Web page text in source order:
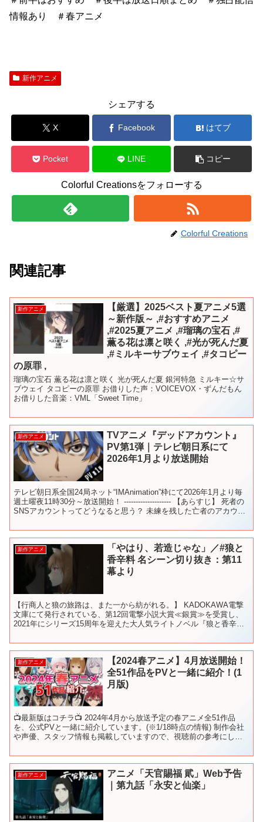
情報あり ＃春アニメ
新作アニメ
シェアする
X Facebook はてブ
Pocket LINE コピー
Colorful Creationsをフォローする
Colorful Creations
関連記事
新作アニメ
【厳選】2025ベスト夏アニメ5選
～新作版～ ,#おすすめアニメ
,#2025夏アニメ ,#瑠璃の宝石 ,#
薫る花は凛と咲く ,#光が死んだ夏
,#ミルキーサブウェイ ,#タコピー
の原罪 ,
瑠璃の宝石 薫る花は凛と咲く 光が死んだ夏 銀河特急 ミルキー☆サ
ブウェイ タコピーの原罪 お借りした声：VOICEVOX・ずんだもん
お借りした音楽：VML「Sweet Time」
新作アニメ
TVアニメ『デッドアカウント』
PV第1弾｜テレビ朝日系にて
2026年1月より放送開始
テレビ朝日系全国24局ネット“IMAnimation”枠にて2026年1月より毎
週土曜夜11時30分～放送開始！ -------------------- 【あらすじ】 死者の
SNSアカウントってどうなると思う？ 未練を残した亡者のアカウ
新作アニメ
「やはり、若造じゃな」／#狼と
香辛料 名シーン切り抜き：第11
幕より
【行商人と狼の旅路は、また一から紡がれる。】 KADOKAWA電撃
文庫にて発行されている、第12回電撃小説大賞≪銀賞≫を受賞し、
2021年にシリーズ15周年を迎えた大人気ライトノベル『狼と香辛
新作アニメ
【2024春アニメ】4月放送開始！
全51作品をPVと一緒に紹介！(1
月版)
📺最新版はコチラ📺 2024年4月から放送予定の春アニメ全51作品
を、公式PVと一緒に紹介しています。(※1/18時点の情報) 制作会社
や声優、スタッフ情報も掲載していますので、視聴前の参考にして
新作アニメ
アニメ「天官賜福 貮」Web予告
｜第九話「永安と仙楽」